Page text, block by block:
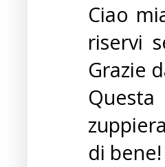
Ciao
riservi
Grazie
di bene!